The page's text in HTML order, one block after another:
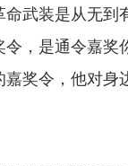
装是从无到
，是通令嘉奖
奖令，他对